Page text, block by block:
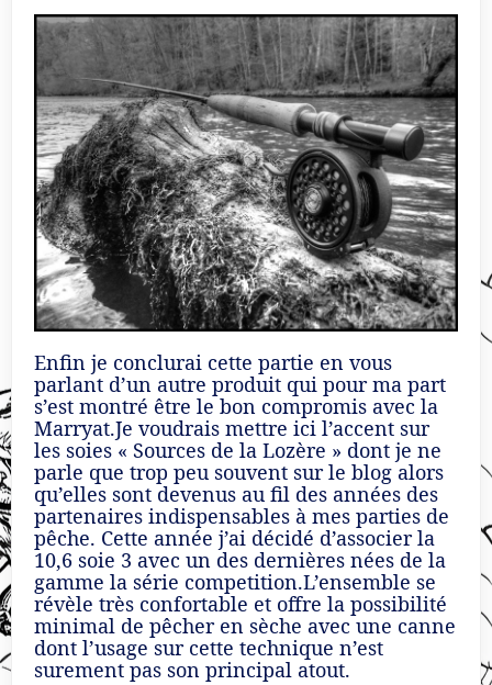
Enfin je conclurai cette partie en vous
parlant d’un autre produit qui pour ma part
s’est montré être le bon compromis avec la
Marryat.Je voudrais mettre ici l’accent sur
les soies « Sources de la Lozère » dont je ne
parle que trop peu souvent sur le blog alors
qu’elles sont devenus au fil des années des
partenaires indispensables à mes parties de
pêche. Cette année j’ai décidé d’associer la
10,6 soie 3 avec un des dernières nées de la
gamme la série competition.L’ensemble se
révèle très confortable et offre la possibilité
minimal de pêcher en sèche avec une canne
dont l’usage sur cette technique n’est
surement pas son principal atout.